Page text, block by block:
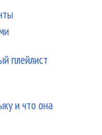
плейлист
и что она